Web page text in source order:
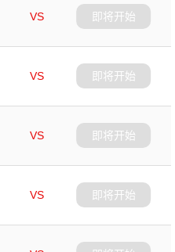
VS
即将开始
VS
即将开始
VS
即将开始
VS
即将开始